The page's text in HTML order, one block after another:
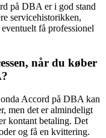
på DBA er i god stand
servicehistorikken,
få professionel
når du køber
Accord på DBA kan
men det er almindeligt
kontant betaling. Det
og få en kvittering.